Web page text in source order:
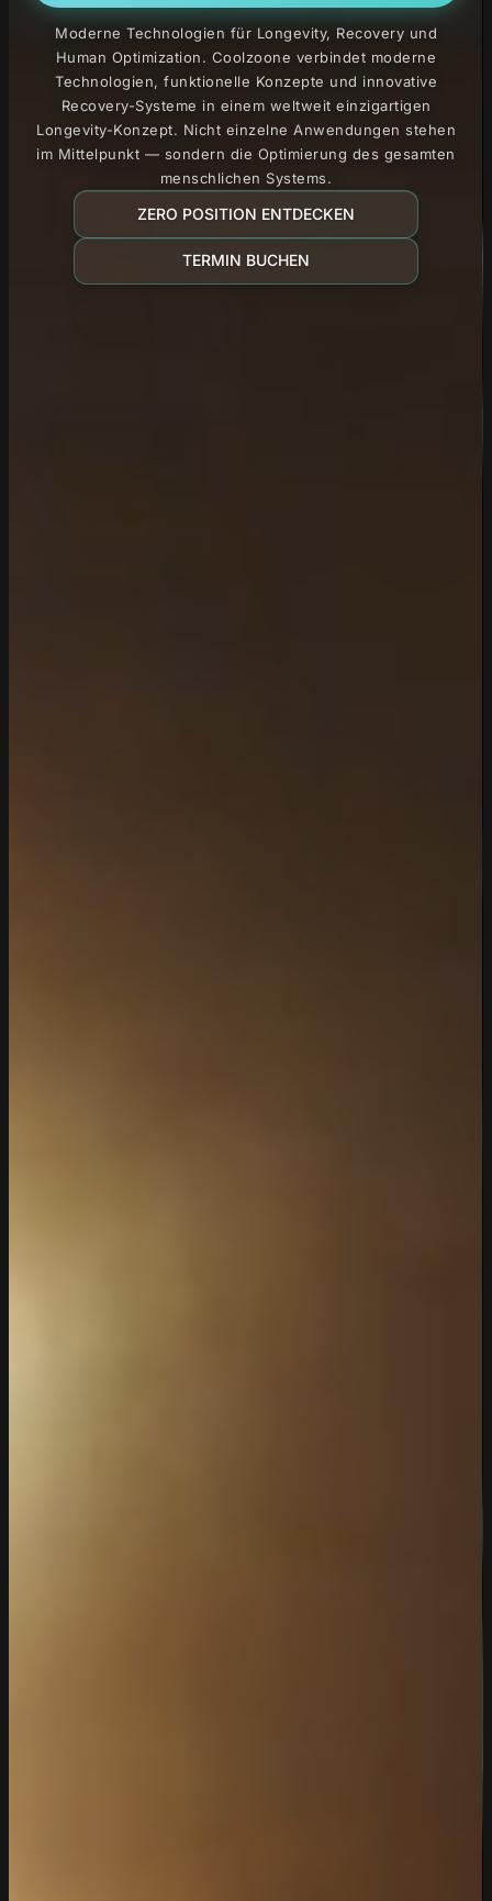
Moderne Technologien für Longevity, Recovery und
Human Optimization. Coolzoone verbindet moderne
Technologien, funktionelle Konzepte und innovative
Recovery-Systeme in einem weltweit einzigartigen
Longevity-Konzept. Nicht einzelne Anwendungen stehen
im Mittelpunkt — sondern die Optimierung des gesamten
menschlichen Systems.
ZERO POSITION ENTDECKEN
TERMIN BUCHEN